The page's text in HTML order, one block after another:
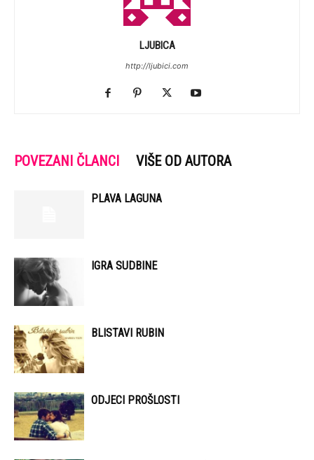
LJUBICA
http://ljubici.com
POVEZANI ČLANCI VIŠE OD AUTORA
PLAVA LAGUNA
IGRA SUDBINE
BLISTAVI RUBIN
ODJECI PROŠLOSTI